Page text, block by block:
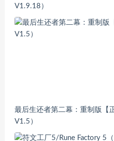
V1.9.18）
最后生还者第二幕：重制版【
V1.5）